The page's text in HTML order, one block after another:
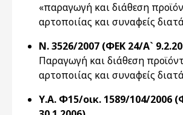
«παραγωγή και διάθεση
αρτοποιίας και συναφείς
Ν. 3526/2007 (ΦΕΚ 24/Α`
Παραγωγή και διάθεση
αρτοποιίας και συναφείς
Υ.Α. Φ15/οικ. 1589/104/2006